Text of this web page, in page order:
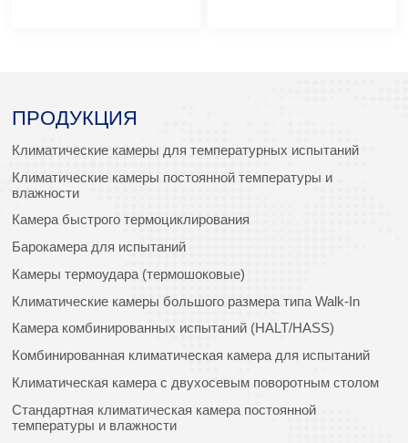
ПРОДУКЦИЯ
Климатические камеры для температурных испытаний
Климатические камеры постоянной температуры и
влажности
Камера быстрого термоциклирования
Барокамера для испытаний
Камеры термоудара (термошоковые)
Климатические камеры большого размера типа Walk-In
Камера комбинированных испытаний (HALT/HASS)
Комбинированная климатическая камера для испытаний
Климатическая камера с двухосевым поворотным столом
Стандартная климатическая камера постоянной
температуры и влажности